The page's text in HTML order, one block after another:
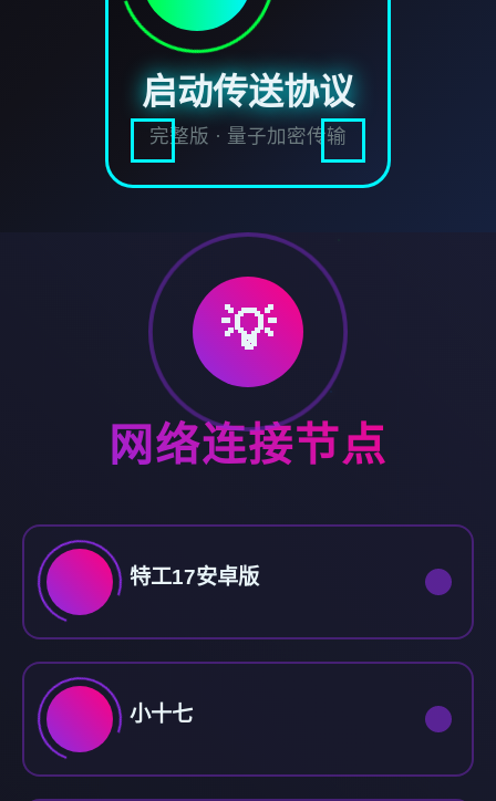
启动传送协议
完整版 · 量子加密传输
💡
网络连接节点
特工17安卓版
小十七